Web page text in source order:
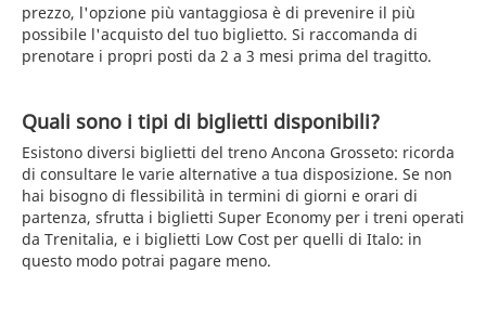
prezzo, l'opzione più vantaggiosa è di prevenire il più
possibile l'acquisto del tuo biglietto. Si raccomanda di
prenotare i propri posti da 2 a 3 mesi prima del tragitto.
Quali sono i tipi di biglietti disponibili?
Esistono diversi biglietti del treno Ancona Grosseto: ricorda
di consultare le varie alternative a tua disposizione. Se non
hai bisogno di flessibilità in termini di giorni e orari di
partenza, sfrutta i biglietti Super Economy per i treni operati
da Trenitalia, e i biglietti Low Cost per quelli di Italo: in
questo modo potrai pagare meno.